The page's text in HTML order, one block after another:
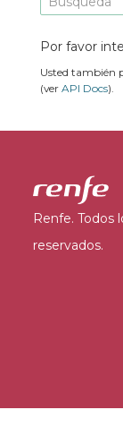
Por favor
Usted también
(ver API Docs).
Renfe. Todos
reservados.